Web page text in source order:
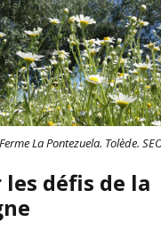
La Pontezuela. Tolède.
les défis de la